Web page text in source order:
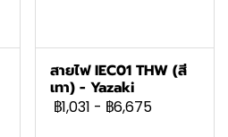
สายไฟ IEC01 THW (สี
เทา) - Yazaki
฿1,031 - ฿6,675